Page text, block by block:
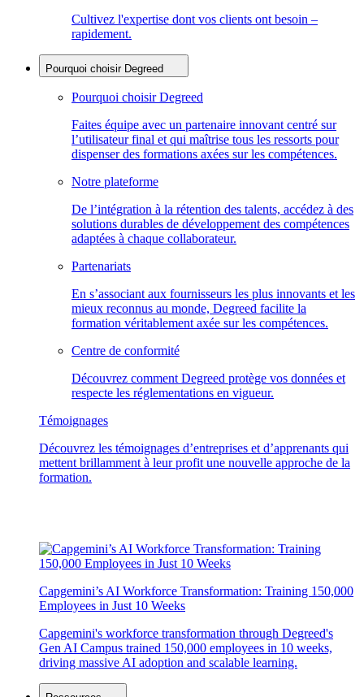
Cultivez l'expertise dont vos clients ont besoin –
rapidement.
Pourquoi choisir Degreed
Pourquoi choisir Degreed
Faites équipe avec un partenaire innovant centré sur
l’utilisateur final et qui maîtrise tous les ressorts pour
dispenser des formations axées sur les compétences.
Notre plateforme
De l’intégration à la rétention des talents, accédez à des
solutions durables de développement des compétences
adaptées à chaque collaborateur.
Partenariats
En s’associant aux fournisseurs les plus innovants et les
mieux reconnus au monde, Degreed facilite la
formation véritablement axée sur les compétences.
Centre de conformité
Découvrez comment Degreed protège vos données et
respecte les réglementations en vigueur.
Témoignages
Découvrez les témoignages d’entreprises et d’apprenants qui
mettent brillamment à leur profit une nouvelle approche de la
formation.
Capgemini’s AI Workforce Transformation: Training 150,000
Employees in Just 10 Weeks
Capgemini's workforce transformation through Degreed's
Gen AI Campus trained 150,000 employees in 10 weeks,
driving massive AI adoption and scalable learning.